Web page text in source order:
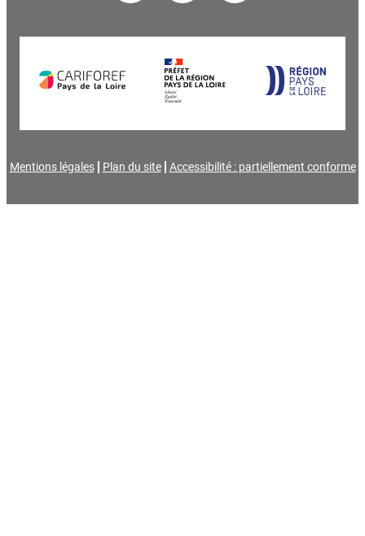
Mentions légales Plan du site Accessibilité : partiellement conforme